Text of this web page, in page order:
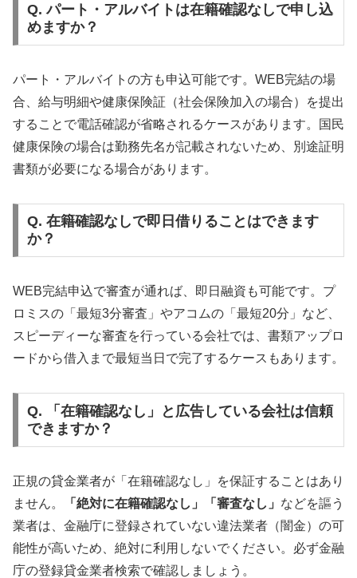
Q. パート・アルバイトは在籍確認なしで申し込
めますか？
パート・アルバイトの方も申込可能です。WEB完結の場
合、給与明細や健康保険証（社会保険加入の場合）を提出
することで電話確認が省略されるケースがあります。国民
健康保険の場合は勤務先名が記載されないため、別途証明
書類が必要になる場合があります。
Q. 在籍確認なしで即日借りることはできます
か？
WEB完結申込で審査が通れば、即日融資も可能です。プ
ロミスの「最短3分審査」やアコムの「最短20分」など、
スピーディーな審査を行っている会社では、書類アップロ
ードから借入まで最短当日で完了するケースもあります。
Q. 「在籍確認なし」と広告している会社は信頼
できますか？
正規の貸金業者が「在籍確認なし」を保証することはあり
ません。
「絶対に在籍確認なし」「審査なし」 などを謳う
業者は、金融庁に登録されていない違法業者（闇金）の可
能性が高いため、絶対に利用しないでください。必ず金融
庁の登録貸金業者検索で確認しましょう。